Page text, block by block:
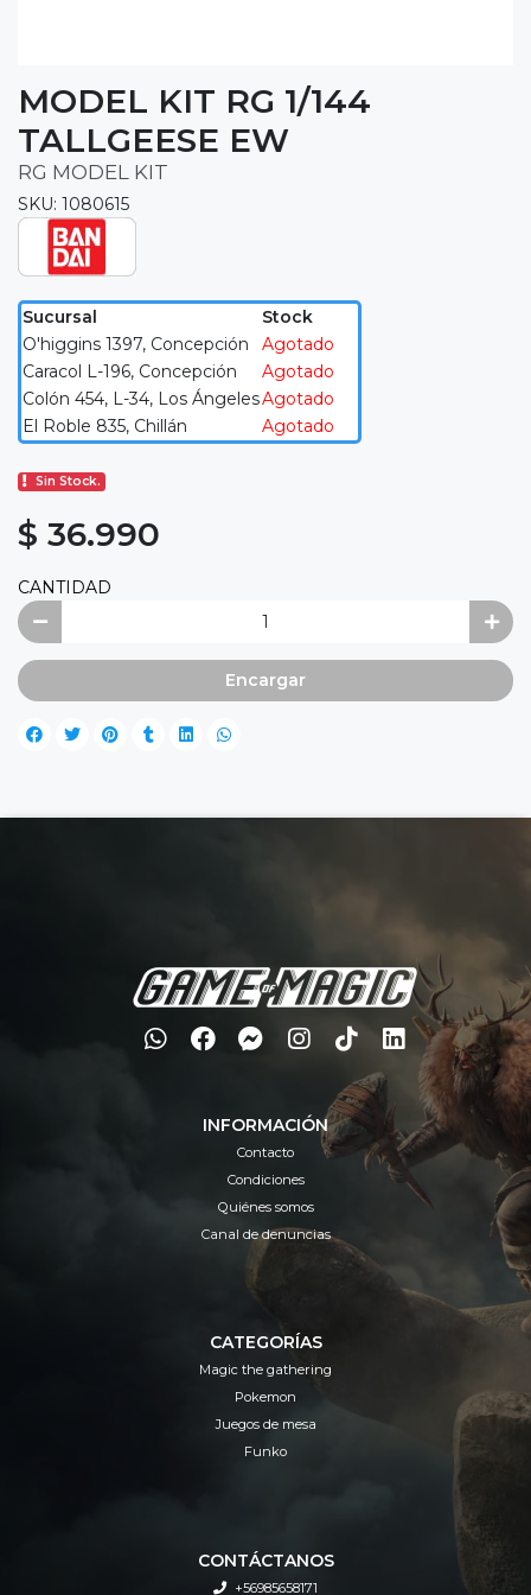
MODEL KIT RG 1/144
TALLGEESE EW
RG MODEL KIT
SKU: 1080615
Sucursal
Stock
O'higgins 1397, Concepción
Agotado
Caracol L-196, Concepción
Agotado
Colón 454, L-34, Los ÁngelesAgotado
El Roble 835, Chillán
Agotado
Sin Stock.
$ 36.990
CANTIDAD
Encargar
INFORMACIÓN
Contacto
Condiciones
Quiénes somos
Canal de denuncias
CATEGORÍAS
Magic the gathering
Pokemon
Juegos de mesa
Funko
CONTÁCTANOS
+56985658171